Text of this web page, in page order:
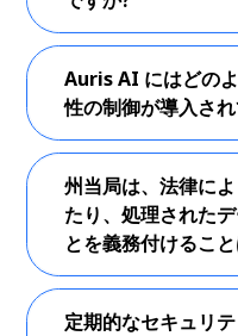
Auris AI にはどの
性の制御が導入さ
州当局は、法律に
たり、処理された
とを義務付けるこ
定期的なセキュリ